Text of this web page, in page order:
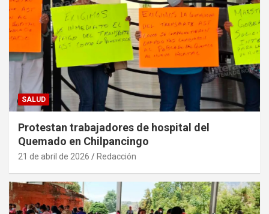
SALUD
Protestan trabajadores de hospital del
Quemado en Chilpancingo
21 de abril de 2026 Redacción